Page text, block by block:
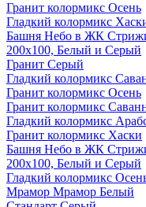
Гранит колормикс Осень
Гладкий колормикс
Башня Небо в ЖК
200х100, Белый и Серый
Гранит Серый
Гладкий колормикс
Гранит колормикс Осень
Гранит колормикс
Гладкий колормикс
Гранит колормикс Хаски
Башня Небо в ЖК
200х100, Белый и Серый
Гладкий колормикс
Мрамор Мрамор Белый